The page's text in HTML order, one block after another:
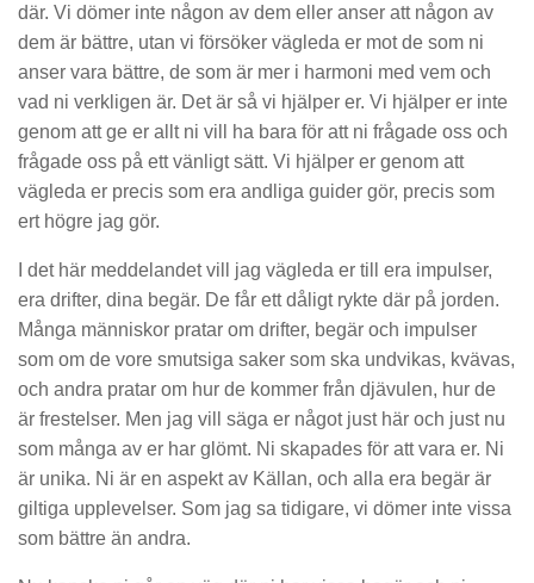
där. Vi dömer inte någon av dem eller anser att någon av
dem är bättre, utan vi försöker vägleda er mot de som ni
anser vara bättre, de som är mer i harmoni med vem och
vad ni verkligen är. Det är så vi hjälper er. Vi hjälper er inte
genom att ge er allt ni vill ha bara för att ni frågade oss och
frågade oss på ett vänligt sätt. Vi hjälper er genom att
vägleda er precis som era andliga guider gör, precis som
ert högre jag gör.
I det här meddelandet vill jag vägleda er till era impulser,
era drifter, dina begär. De får ett dåligt rykte där på jorden.
Många människor pratar om drifter, begär och impulser
som om de vore smutsiga saker som ska undvikas, kvävas,
och andra pratar om hur de kommer från djävulen, hur de
är frestelser. Men jag vill säga er något just här och just nu
som många av er har glömt. Ni skapades för att vara er. Ni
är unika. Ni är en aspekt av Källan, och alla era begär är
giltiga upplevelser. Som jag sa tidigare, vi dömer inte vissa
som bättre än andra.